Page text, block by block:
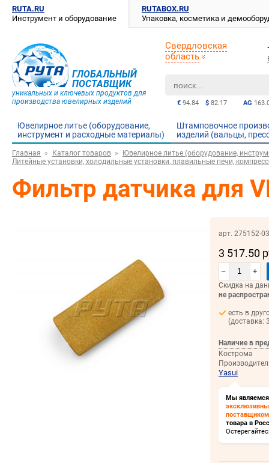
RUTA.RU
Инструмент и оборудование
RUTABOX.RU
Упаковка, косметика и
ГЛОБАЛЬНЫЙ
ПОСТАВЩИК
уникальных и ключевых продуктов для
производства ювелирных изделий
AG
€ 94.84 $ 82.17
Свердловская
область
Ювелирное литье (оборудование,
инструмент и расходные материалы)
Штамповочное
изделий (вальцы,
Главная Каталог товаров
Ювелирное литье (оборудование,
Литейные установки, холодильные установки, плавильные печи,
Фильтр датчика для
арт. 275152-03
3 517.50
– +
Скидка на
не
есть в
(доставка:
Наличие в
Кострома
Yasui
Мы являемся
поставщиком
товара в